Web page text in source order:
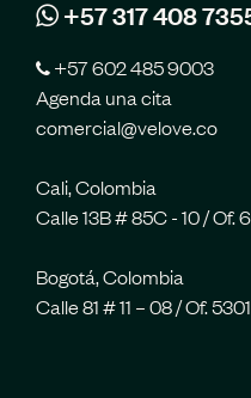
+57 317 408
+57 602 485 9003
Agenda una cita
comercial@velove.co
Cali, Colombia
Calle 13B # 85C - 10 / Of.
Bogotá, Colombia
Calle 81 # 11 – 08 / Of.